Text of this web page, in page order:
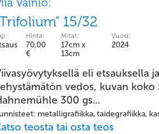
15/32
Hinta:
70,00
€
Mitat:
17cm x
13cm
Vuosi:
2024
eli etsauksella
vedos, kuvan koko
300 gs...
metalligrafiikka, taidegrafiikka,
teosta tai osta teos